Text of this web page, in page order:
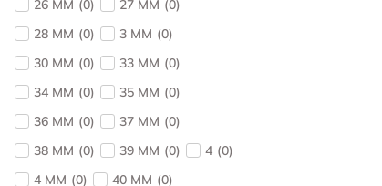
26 MM (0) 27 MM (0)
28 MM (0) 3 MM (0)
30 MM (0) 33 MM (0)
34 MM (0) 35 MM (0)
36 MM (0) 37 MM (0)
38 MM (0) 39 MM (0) 4 (0)
4 MM (0) 40 MM (0)